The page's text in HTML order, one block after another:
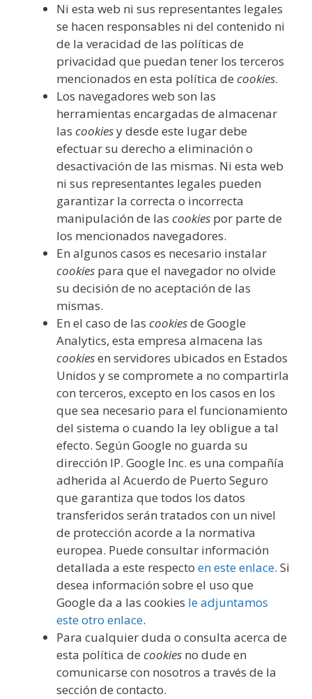
Ni esta web ni sus representantes legales
se hacen responsables ni del contenido ni
de la veracidad de las políticas de
privacidad que puedan tener los terceros
mencionados en esta política de cookies.
Los navegadores web son las
herramientas encargadas de almacenar
las cookiesy desde este lugar debe
efectuar su derecho a eliminación o
desactivación de las mismas. Ni esta web
ni sus representantes legales pueden
garantizar la correcta o incorrecta
manipulación de las cookies por parte de
los mencionados navegadores.
En algunos casos es necesario instalar
cookies para que el navegador no olvide
su decisión de no aceptación de las
mismas.
En el caso de las cookiesde Google
Analytics, esta empresa almacena las
cookiesen servidores ubicados en Estados
Unidos y se compromete a no compartirla
con terceros, excepto en los casos en los
que sea necesario para el funcionamiento
del sistema o cuando la ley obligue a tal
efecto. Según Google no guarda su
dirección IP. Google Inc. es una compañía
adherida al Acuerdo de Puerto Seguro
que garantiza que todos los datos
transferidos serán tratados con un nivel
de protección acorde a la normativa
europea. Puede consultar información
detallada a este respecto en este enlace. Si
desea información sobre el uso que
Google da a las cookies le adjuntamos
este otro enlace.
Para cualquier duda o consulta acerca de
esta política de cookies no dude en
comunicarse con nosotros a través de la
sección de contacto.